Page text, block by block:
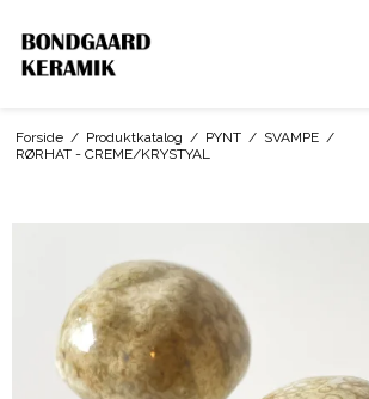
Forside / Produktkatalog / PYNT / SVAMPE /
RØRHAT - CREME/KRYSTYAL